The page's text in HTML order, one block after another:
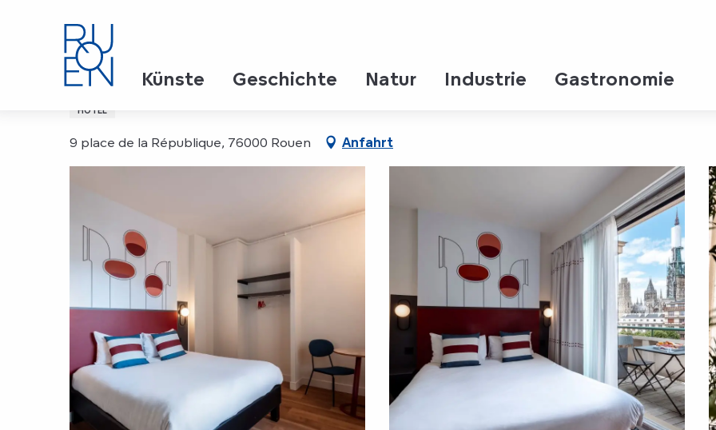
Künste Geschichte Natur Industrie Gastronomie
Hôtel Ibis Styles Rouen Centre Cathédrale
HOTEL
9 place de la République, 76000 Rouen Anfahrt